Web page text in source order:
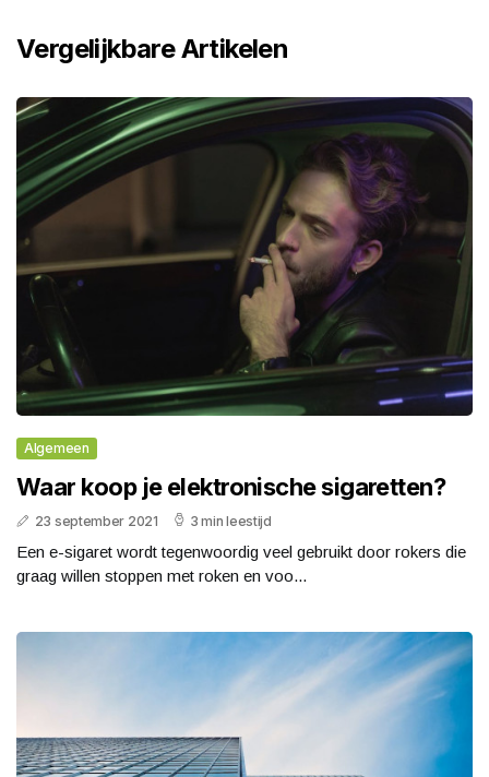
Vergelijkbare Artikelen
Algemeen
Waar koop je elektronische sigaretten?
23 september 2021 3 min leestijd
Een e-sigaret wordt tegenwoordig veel gebruikt door rokers die
graag willen stoppen met roken en voo...